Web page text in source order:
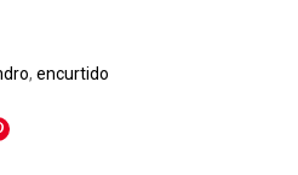
, encurtido